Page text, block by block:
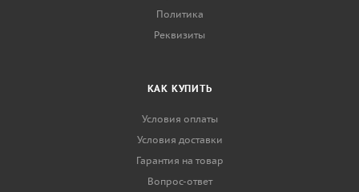
Политика
Реквизиты
КАК КУПИТЬ
Условия оплаты
Условия доставки
Гарантия на товар
Вопрос-ответ